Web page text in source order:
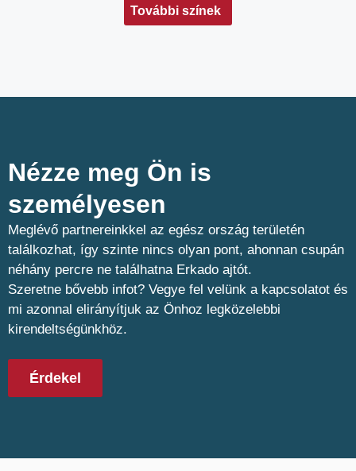
További színek
Nézze meg Ön is
személyesen​
Meglévő partnereinkkel az egész ország területén
találkozhat, így szinte nincs olyan pont, ahonnan csupán
néhány percre ne találhatna Erkado ajtót.
Szeretne bővebb infot? Vegye fel velünk a kapcsolatot és
mi azonnal elirányítjuk az Önhoz legközelebbi
kirendeltségünkhöz.
Érdekel